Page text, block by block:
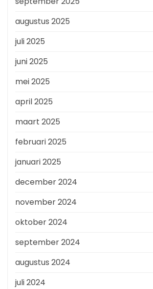
augustus 2025
juli 2025
juni 2025
mei 2025
april 2025
maart 2025
februari 2025
januari 2025
december 2024
november 2024
oktober 2024
september 2024
augustus 2024
juli 2024